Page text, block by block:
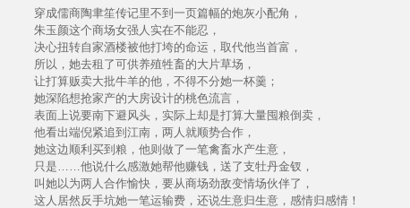
穿成儒商陶聿笙传记里不到一页篇幅的炮灰小配角，
朱玉颜这个商场女强人实在不能忍，
决心扭转自家酒楼被他打垮的命运，取代他当首富，
所以，她去租了可供养殖牲畜的大片草场，
让打算贩卖大批牛羊的他，不得不分她一杯羹；
她深陷想抢家产的大房设计的桃色流言，
表面上说要南下避风头，实际上却是打算大量囤粮倒卖，
他看出端倪紧追到江南，两人就顺势合作，
她这边顺利买到粮，他则做了一笔禽畜水产生意，
只是……他说什么感激她帮他赚钱，送了支牡丹金钗，
叫她以为两人合作愉快，要从商场劲敌变情场伙伴了，
这人居然反手坑她一笔运输费，还说生意归生意，感情归感情！